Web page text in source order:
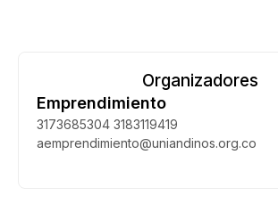
Organizadores
Emprendimiento
3173685304 3183119419
aemprendimiento@uniandinos.org.co